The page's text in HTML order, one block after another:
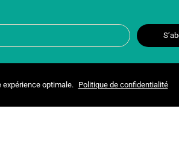
© 2025 UNIVERSPARADISCOUNT
expérience optimale. Politique de confidentialité